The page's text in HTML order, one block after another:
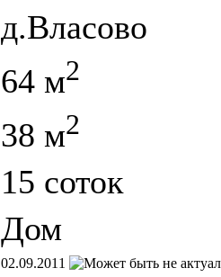
д.Власово
64 м2
38 м2
15 соток
Дом
02.09.2011